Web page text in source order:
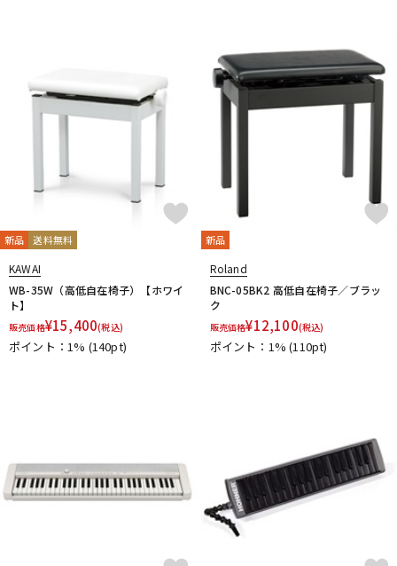
新品 送料無料
KAWAI
WB-35W（高低自在椅子）【ホワイ
ト】
販売価格¥15,400(税込)
ポイント：1% (140pt)
新品
Roland
BNC-05BK2 高低自在椅子／ブラッ
ク
販売価格¥12,100(税込)
ポイント：1%(110pt)